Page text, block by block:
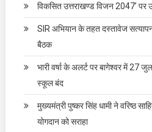
विकसित उत्तराखण्ड विजन 2047’
SIR अभियान के तहत दस्तावेज
बैठक
भारी वर्षा के अलर्ट पर बागेश्वर में 27
स्कूल बंद
मुख्यमंत्री पुष्कर सिंह धामी ने वरिष्ठ
योगदान को सराहा